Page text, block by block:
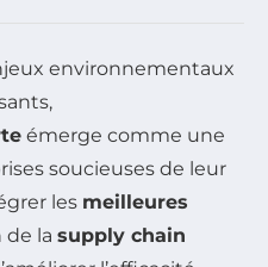
environnementaux
émerge comme une
soucieuses de leur
les meilleures
de la supply chain